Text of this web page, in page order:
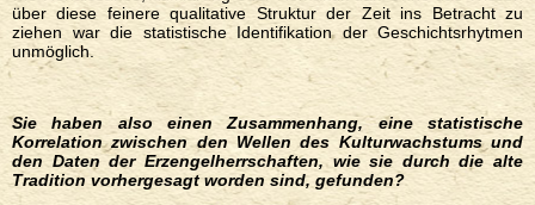
über diese feinere qualitative Struktur der Zeit ins Betracht zu
ziehen war die statistische Identifikation der Geschichtsrhytmen
unmöglich.
Sie haben also einen Zusammenhang, eine statistische
Korrelation zwischen den Wellen des Kulturwachstums und
den Daten der Erzengelherrschaften, wie sie durch die alte
Tradition vorhergesagt worden sind, gefunden?